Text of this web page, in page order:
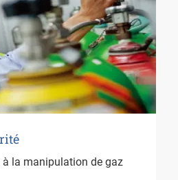
à la manipulation de gaz